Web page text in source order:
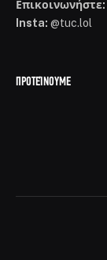
Επικοινωνήστε:
Insta: @tuc.lol
ΠΡΟΤΕΊΝΟΥΜΕ